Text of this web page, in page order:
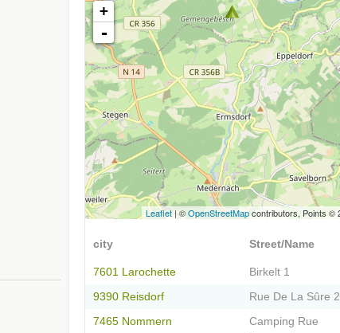
+
-
Leaflet| ©OpenStreetMapcontributors, Points ©
city Street/Name
7601 Larochette Birkelt 1
9390 Reisdorf Rue De La Sûre
7465 Nommern
Camping Rue